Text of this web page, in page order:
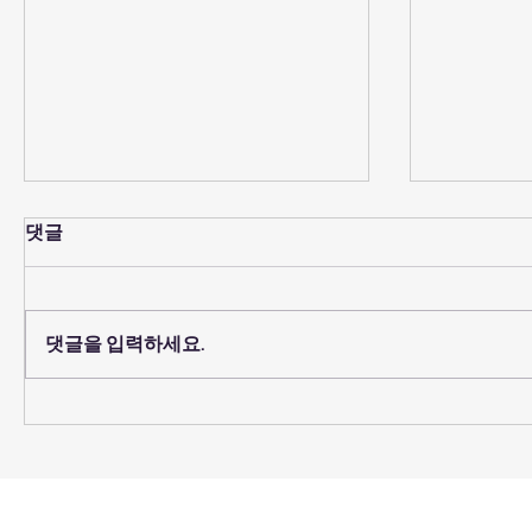
예배당 의자 코팅
댓글
댓글을 입력하세요.